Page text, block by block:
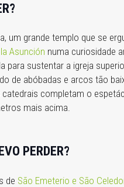
grande templo que se
Asunción numa curiosidade
sustentar a igreja
de abóbadas e arcos tão
completam o
mais acima.
PERDER?
de São Emeterio e São